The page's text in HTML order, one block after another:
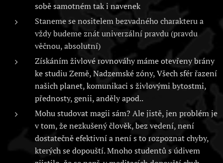
sobě samotném tak i navenek
Staneme se nositelem bezvadného charakteru a
vždy budeme znát univerzální pravdu (pravdu
věčnou, absolutní)
Získáním živlové rovnováhy máme otevřeny brány
ke studiu Země, Nadzemské zóny, Všech sfér řazení
našich planet, komunikaci s živlovými bytostmi,
přednosty, genii, anděly apod..
Mohu studovat magii sám? Ale jistě, jen problém je
v tom, že nezkušený člověk, bez vedení, není
dostatečně efektivní a není s to rozpoznat chyby,
kterých se dopouští. Mnoho studentů s údivem